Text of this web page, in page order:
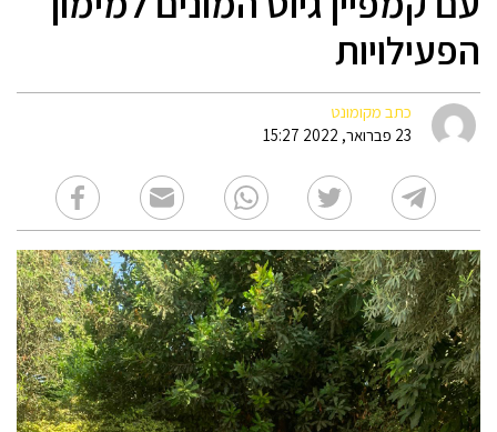
הפעילויות
כתב מקומונט
23 פברואר, 2022 15:27